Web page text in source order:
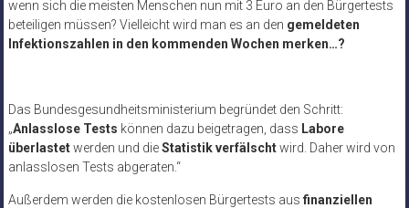
wenn sich die meisten Menschen nun mit 3 Euro an den Bürgertests
beteiligen müssen? Vielleicht wird man es an den gemeldeten
Infektionszahlen in den kommenden Wochen merken…?
Das Bundesgesundheitsministerium begründet den Schritt:
„Anlasslose Tests können dazu beigetragen, dass Labore
überlastetwerden und dieStatistik verfälschtwird. Daher wird von
anlasslosen Tests abgeraten.“
Außerdem werden die kostenlosen Bürgertests aus finanziellen